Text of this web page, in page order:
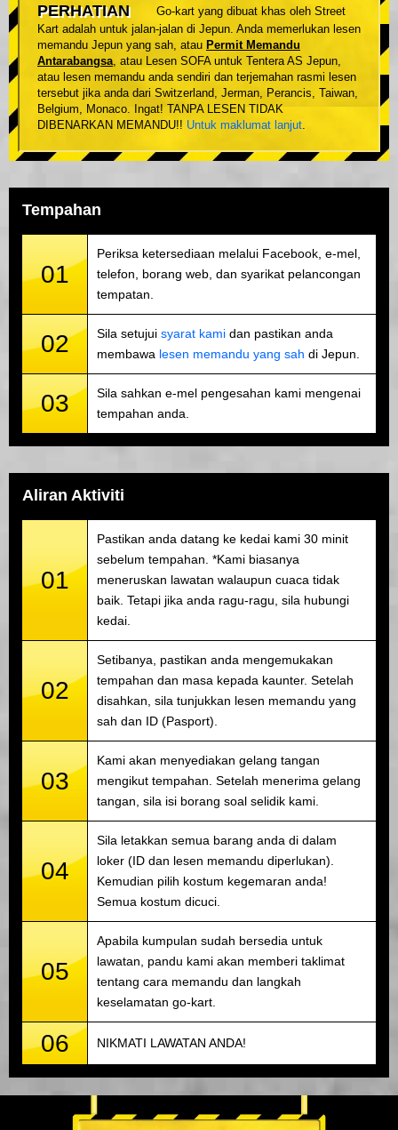
PERHATIAN
Go-kart yang dibuat khas oleh Street
Kart adalah untuk jalan-jalan di Jepun. Anda memerlukan lesen
memandu Jepun yang sah, atau Permit Memandu
Antarabangsa , atau Lesen SOFA untuk Tentera AS Jepun,
atau lesen memandu anda sendiri dan terjemahan rasmi lesen
tersebut jika anda dari Switzerland, Jerman, Perancis, Taiwan,
Belgium, Monaco. Ingat! TANPA LESEN TIDAK
DIBENARKAN MEMANDU!! Untuk maklumat lanjut
Tempahan
01
Periksa ketersediaan melalui Facebook, e-mel,
telefon, borang web, dan syarikat pelancongan
tempatan.
02 Sila setujui syarat kami dan pastikan anda
membawa lesen memandu yang sah di Jepun.
03
Sila sahkan e-mel pengesahan kami mengenai
tempahan anda.
Aliran Aktiviti
01
Pastikan anda datang ke kedai kami 30 minit
sebelum tempahan. *Kami biasanya
meneruskan lawatan walaupun cuaca tidak
baik. Tetapi jika anda ragu-ragu, sila hubungi
kedai.
02
Setibanya, pastikan anda mengemukakan
tempahan dan masa kepada kaunter. Setelah
disahkan, sila tunjukkan lesen memandu yang
sah dan ID (Pasport).
03
Kami akan menyediakan gelang tangan
mengikut tempahan. Setelah menerima gelang
tangan, sila isi borang soal selidik kami.
04
Sila letakkan semua barang anda di dalam
loker (ID dan lesen memandu diperlukan).
Kemudian pilih kostum kegemaran anda!
Semua kostum dicuci.
05
Apabila kumpulan sudah bersedia untuk
lawatan, pandu kami akan memberi taklimat
tentang cara memandu dan langkah
keselamatan go-kart.
06 NIKMATI LAWATAN ANDA!